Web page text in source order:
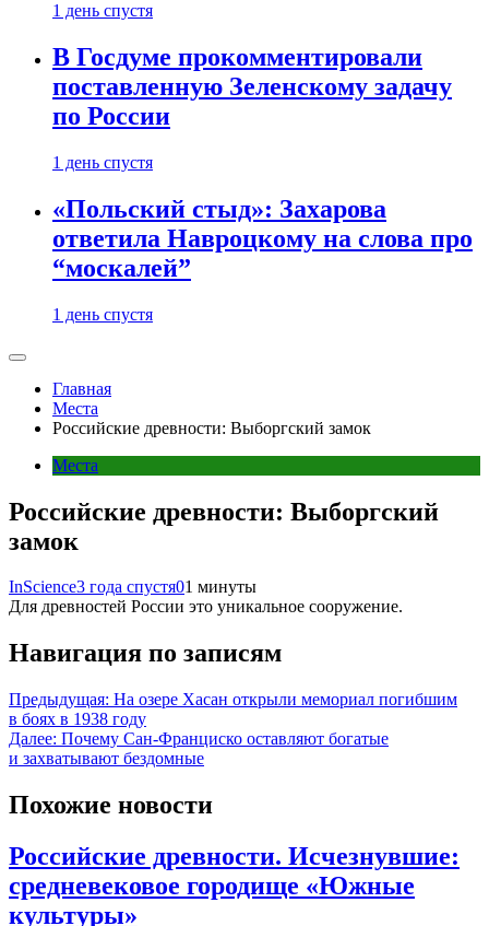
1 день спустя
В Госдуме прокомментировали
поставленную Зеленскому задачу
по России
1 день спустя
«Польский стыд»: Захарова
ответила Навроцкому на слова про
“москалей”
1 день спустя
Главная
Места
Российские древности: Выборгский замок
Места
Российские древности: Выборгский
замок
InScience3 года спустя01 минуты
Для древностей России это уникальное сооружение.
Навигация по записям
Предыдущая: На озере Хасан открыли мемориал погибшим
в боях в 1938 году
Далее: Почему Сан-Франциско оставляют богатые
и захватывают бездомные
Похожие новости
Российские древности. Исчезнувшие:
средневековое городище «Южные
культуры»